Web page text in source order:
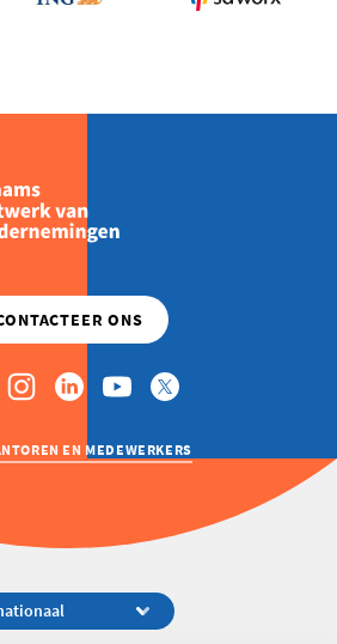
EN MEDEWERKERS